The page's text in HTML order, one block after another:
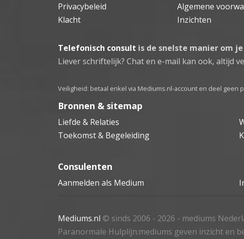
Privacybeleid
Algemene
Klacht
Inzichten
Telefonisch consult is de snelste manier om
Liever schriftelijk? Chat en e-mail kan ook, altijd
Veiligheid: betaal enkel via Mediums.nl-account en deel geen
Bronnen & sitemap
Liefde & Relaties
Toekomst & Begeleiding
Consulenten
Aanmelden als Medium
Mediums.nl © sinds 2006 - 2026 - mediums
Paranormale Hulplijn:mediums geven inzicht en